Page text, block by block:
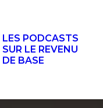
LES PODCASTS
SUR LE REVENU
DE BASE